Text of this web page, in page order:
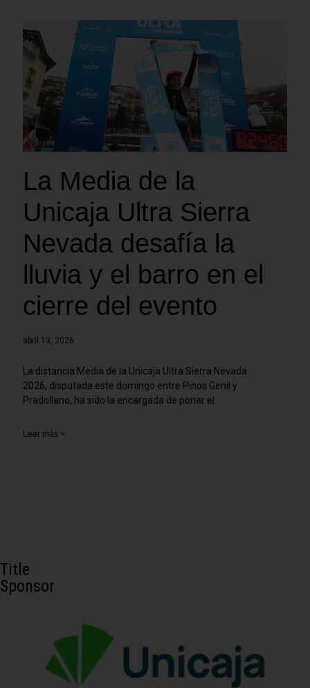
La Media de la
Unicaja Ultra Sierra
Nevada desafía la
lluvia y el barro en el
cierre del evento
abril 13, 2026
La distancia Media de la Unicaja Ultra Sierra Nevada
2026, disputada este domingo entre Pinos Genil y
Pradollano, ha sido la encargada de poner el
Leer más >
Title
Sponsor